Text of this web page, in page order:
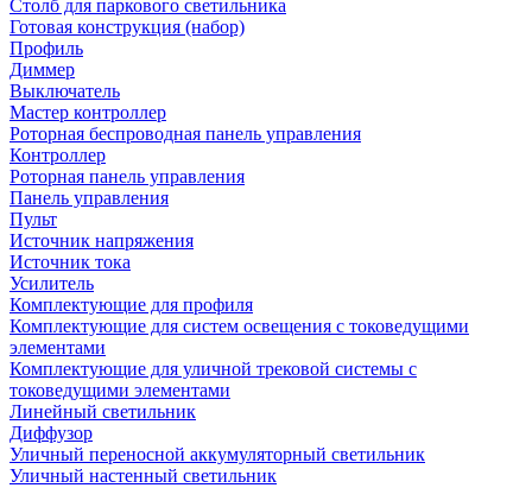
Столб для паркового светильника
Готовая конструкция (набор)
Профиль
Диммер
Выключатель
Мастер контроллер
Роторная беспроводная панель управления
Контроллер
Роторная панель управления
Панель управления
Пульт
Источник напряжения
Источник тока
Усилитель
Комплектующие для профиля
Комплектующие для систем освещения с токоведущими
элементами
Комплектующие для уличной трековой системы с
токоведущими элементами
Линейный светильник
Диффузор
Уличный переносной аккумуляторный светильник
Уличный настенный светильник